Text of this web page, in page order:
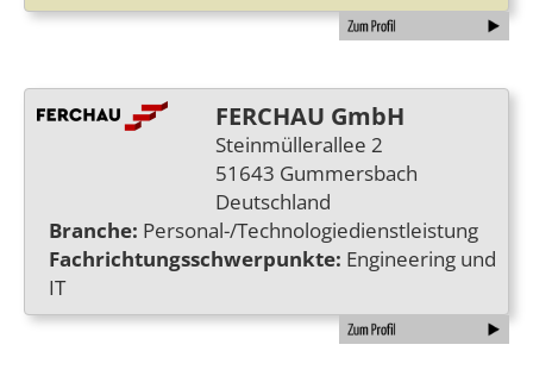
FERCHAU GmbH
Steinmüllerallee 2
51643 Gummersbach
Deutschland
Branche: Personal-/Technologiedienstleistung
Fachrichtungsschwerpunkte: Engineering und
IT